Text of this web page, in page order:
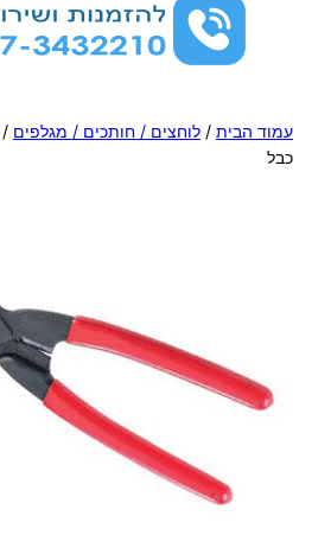
עמוד הבית / לוחצים / חותכים / מגלפים /
כבל